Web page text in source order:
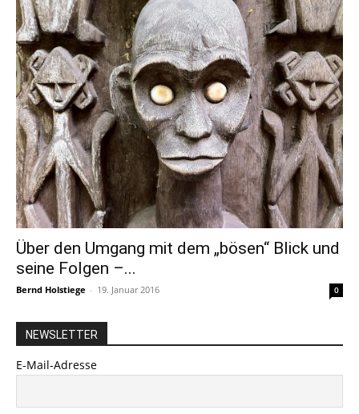
Über den Umgang mit dem „bösen“ Blick und
seine Folgen –...
Bernd Holstiege - 19. Januar 2016 0
NEWSLETTER
E-Mail-Adresse